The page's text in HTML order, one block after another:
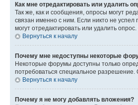
Как мне отредактировать или удалить
Так же, как и сообщения, опросы могут
связан именно с ним. Если никто не
могут отредактировать или удалить
Вернуться к началу
Почему мне недоступны некоторые
Некоторые форумы доступны только
потребоваться специальное
Вернуться к началу
Почему я не могу добавлять вложения?